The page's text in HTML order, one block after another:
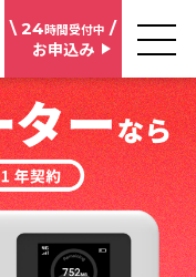
\ 24 時間受付中 /
お申込み